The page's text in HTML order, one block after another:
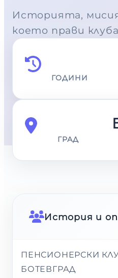
Историята,
което прави
ГОДИНИ
ГРАД
История и
ПЕНСИОНЕРСКИ
БОТЕВГРАД